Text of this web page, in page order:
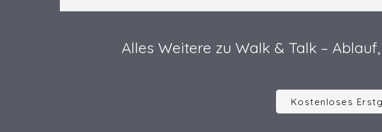
Alles Weitere zu Walk & Talk –
Kostenloses